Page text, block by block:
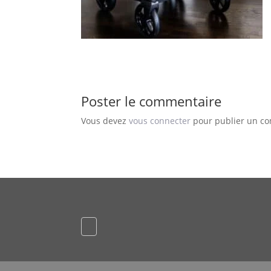
Poster le commentaire
Vous devezvous connecter pour publier un